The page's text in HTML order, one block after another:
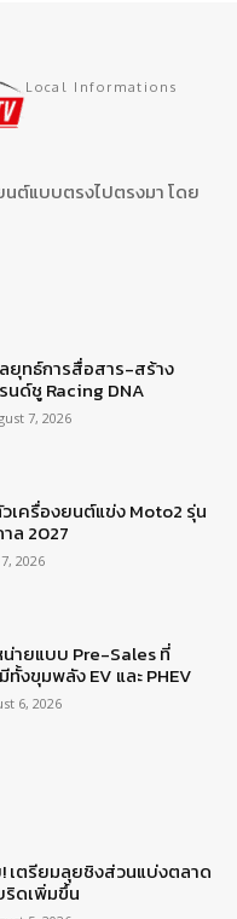
Local Informations
นต์แบบตรงไปตรงมา โดย
ยุทธ์การสื่อสาร-สร้าง
นด์ชู Racing DNA
7, 2026
เครื่องยนต์แข่ง Moto2 รุ่น
ล 2027
2026
น่ายแบบ Pre-Sales ที่
ทั้งขุมพลัง EV และ PHEV
6, 2026
เตรียมลุยชิงส่วนแบ่งตลาด
ดเพิ่มขึ้น